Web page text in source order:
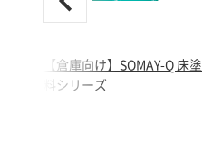
【倉庫向け】SOMAY-Q 床塗
料シリーズ